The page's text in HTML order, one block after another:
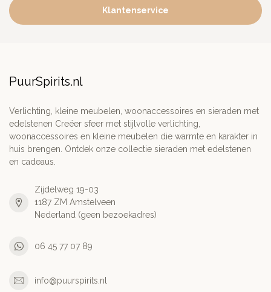
Klantenservice
PuurSpirits.nl
Verlichting, kleine meubelen, woonaccessoires en sieraden met
edelstenen Creëer sfeer met stijlvolle verlichting,
woonaccessoires en kleine meubelen die warmte en karakter in
huis brengen. Ontdek onze collectie sieraden met edelstenen
en cadeaus.
Zijdelweg 19-03
1187 ZM Amstelveen
Nederland (geen bezoekadres)
06 45 77 07 89
info@puurspirits.nl